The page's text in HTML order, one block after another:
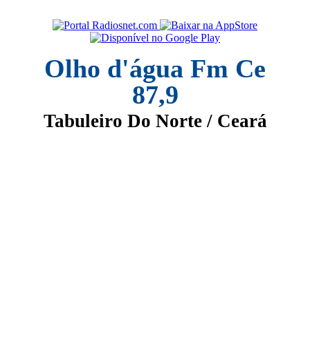
Olho d'água Fm Ce
87,9
Tabuleiro Do Norte / Ceará